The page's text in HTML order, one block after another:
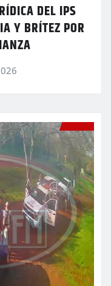
DEL IPS
Y BRÍTEZ POR